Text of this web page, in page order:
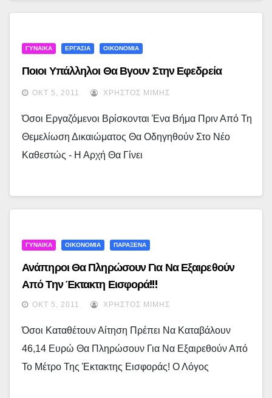
ΓΥΝΑΙΚΑ ΕΡΓΑΣΙΑ ΟΙΚΟΝΟΜΙΑ
Ποιοι Υπάλληλοι Θα Βγουν Στην Εφεδρεία
ΟΚΤ 5, 2011 ΧΡΉΣΤΟΣ ΜΊΜΗΣ
Όσοι Εργαζόμενοι Βρίσκονται Ένα Βήμα Πριν Από Τη
Θεμελίωση Δικαιώματος Θα Οδηγηθούν Στο Νέο
Καθεστώς - Η Αρχή Θα Γίνει
ΓΥΝΑΙΚΑ ΟΙΚΟΝΟΜΙΑ ΠΑΡΑΞΕΝΑ
Ανάπηροι Θα Πληρώσουν Για Να Εξαιρεθούν
Από Την Έκτακτη Εισφορά!!!
ΟΚΤ 5, 2011 ΧΡΉΣΤΟΣ ΜΊΜΗΣ
Όσοι Καταθέτουν Αίτηση Πρέπει Να Καταβάλουν
46,14 Ευρώ Θα Πληρώσουν Για Να Εξαιρεθούν Από
Το Μέτρο Της Έκτακτης Εισφοράς! Ο Λόγος